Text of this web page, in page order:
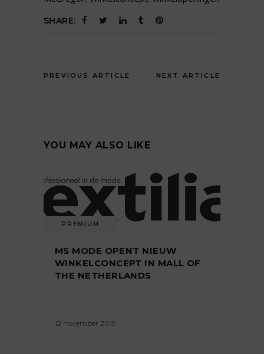
SHARE:
PREVIOUS ARTICLE NEXT ARTICLE
YOU MAY ALSO LIKE
PREMIUM
MS MODE OPENT NIEUW
WINKELCONCEPT IN MALL OF
THE NETHERLANDS
12 november 2019